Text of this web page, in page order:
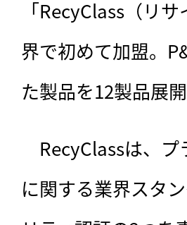
「RecyClass（リ
界で初めて加盟。
た製品を12製品展開
RecyClassは、プ
に関する業界スタ